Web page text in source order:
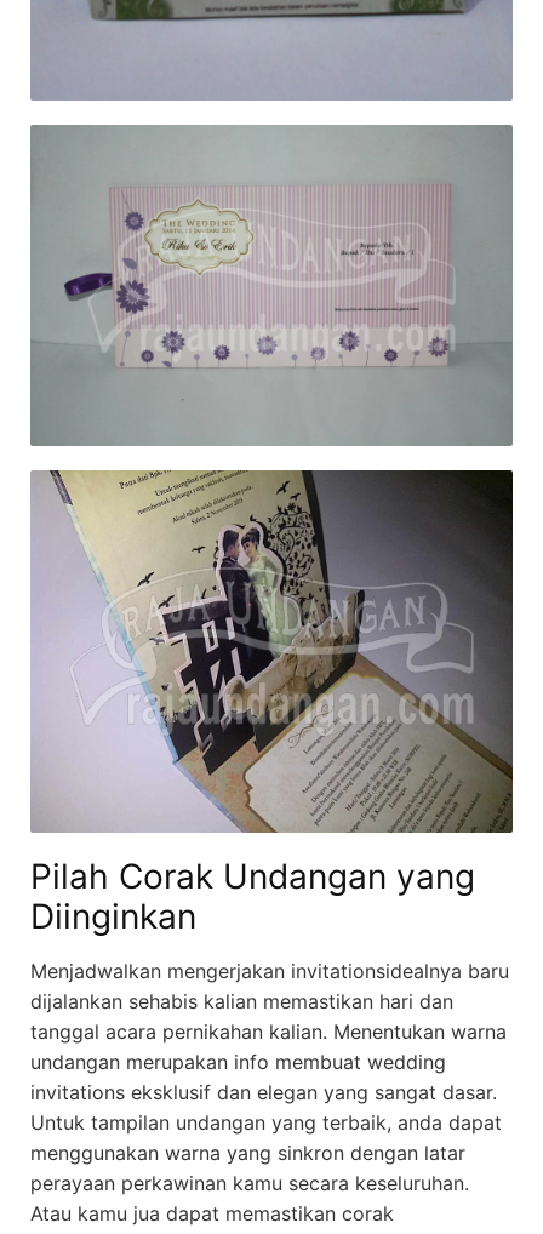
Pilah Corak Undangan yang
Diinginkan
Menjadwalkan mengerjakan invitationsidealnya baru
dijalankan sehabis kalian memastikan hari dan
tanggal acara pernikahan kalian. Menentukan warna
undangan merupakan info membuat wedding
invitations eksklusif dan elegan yang sangat dasar.
Untuk tampilan undangan yang terbaik, anda dapat
menggunakan warna yang sinkron dengan latar
perayaan perkawinan kamu secara keseluruhan.
Atau kamu jua dapat memastikan corak